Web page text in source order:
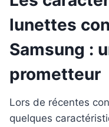
lunettes
Samsung :
prometteur
Lors de récentes
quelques